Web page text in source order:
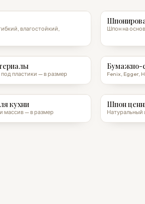
влагостойкий,
Шпон на
пластики — в размер
Бумажно-
Fenix, Egger,
кухни
массив — в размер
Шпон
Натуральный